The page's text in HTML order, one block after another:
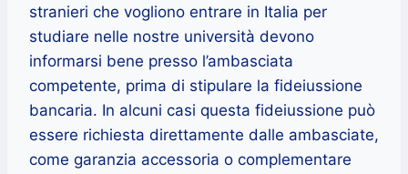
stranieri che vogliono entrare in Italia per
studiare nelle nostre università devono
informarsi bene presso l’ambasciata
competente, prima di stipulare la fideiussione
bancaria. In alcuni casi questa fideiussione può
essere richiesta direttamente dalle ambasciate,
come garanzia accessoria o complementare